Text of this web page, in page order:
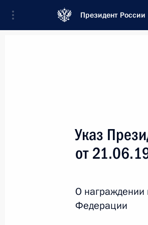
Президент России
Текст в документе
Все
Дата вступления в силу...
Указ
от
О награждении
Федерации